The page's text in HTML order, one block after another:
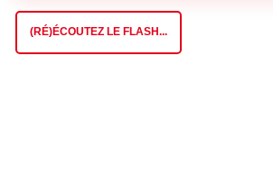
(RÉ)ÉCOUTEZ LE FLASH...